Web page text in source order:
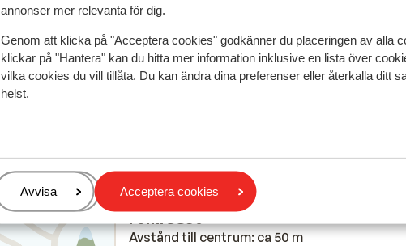
annonser mer relevanta för dig.
Genom att klicka på "Acceptera cookies" godkänner du placeringen av alla
klickar på "Hantera" kan du hitta mer information inklusive en lista över
vilka cookies du vill tillåta. Du kan ändra dina preferenser eller återkalla ditt
helst.
Hantera
Avvisa Acceptera cookies
start pakketje met zeep , spons , afwasmiddel
inbegrepen en appartement was netjes en
aankomst. De ski locker is aan de kleine kant
rechtstreekse toegang tot de piste , je moet
start pakketje met zeep , spons , afwasmiddel
inbegrepen en appartement was netjes en
aankomst. De ski locke...
I området
Avstånd till centrum: ca 50 m